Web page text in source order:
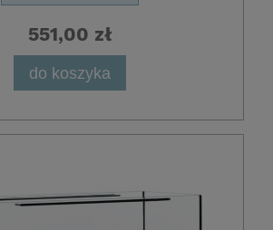
551,00 zł
do koszyka